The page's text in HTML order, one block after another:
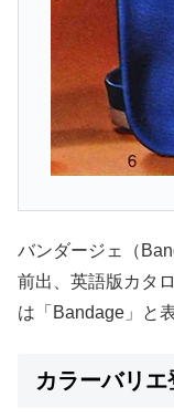
バンダージェ（
前出、英語版カタ
は「Bandage」と
カラーバリエ